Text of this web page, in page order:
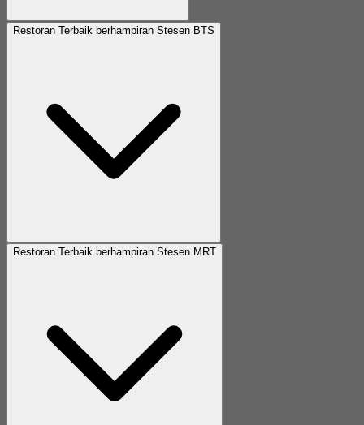
Restoran Terbaik berhampiran Stesen BTS
Restoran Terbaik berhampiran Stesen MRT